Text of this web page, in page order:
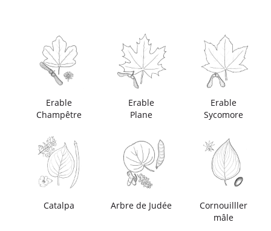
Erable
Champêtre
Erable
Plane
Erable
Sycomore
Catalpa Arbre de Judée
Cornouilller
mâle